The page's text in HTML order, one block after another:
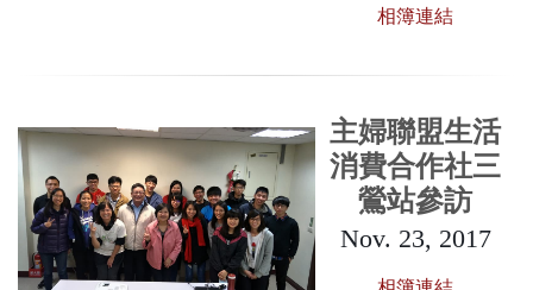
相簿連結
主婦聯盟生活
消費合作社三
鶯站參訪
Nov. 23, 2017